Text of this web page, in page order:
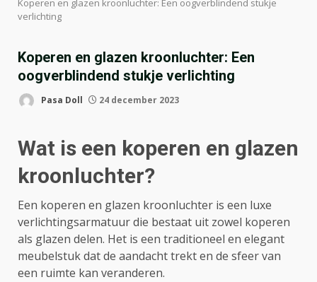
Koperen en glazen kroonluchter: Een oogverblindend stukje
verlichting
Koperen en glazen kroonluchter: Een
oogverblindend stukje verlichting
Pasa Doll 24 december 2023
Wat is een koperen en glazen
kroonluchter?
Een koperen en glazen kroonluchter is een luxe
verlichtingsarmatuur die bestaat uit zowel koperen
als glazen delen. Het is een traditioneel en elegant
meubelstuk dat de aandacht trekt en de sfeer van
een ruimte kan veranderen.